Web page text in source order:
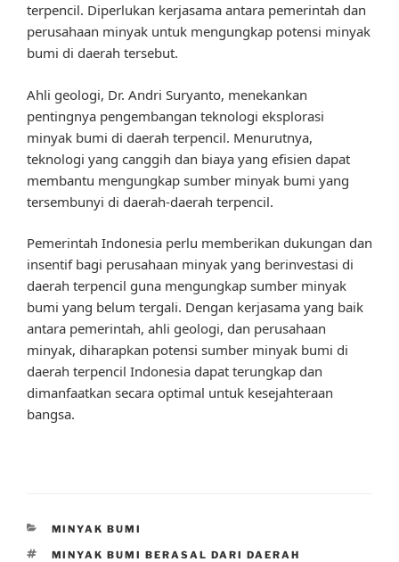
terpencil. Diperlukan kerjasama antara pemerintah dan
perusahaan minyak untuk mengungkap potensi minyak
bumi di daerah tersebut.
Ahli geologi, Dr. Andri Suryanto, menekankan
pentingnya pengembangan teknologi eksplorasi
minyak bumi di daerah terpencil. Menurutnya,
teknologi yang canggih dan biaya yang efisien dapat
membantu mengungkap sumber minyak bumi yang
tersembunyi di daerah-daerah terpencil.
Pemerintah Indonesia perlu memberikan dukungan dan
insentif bagi perusahaan minyak yang berinvestasi di
daerah terpencil guna mengungkap sumber minyak
bumi yang belum tergali. Dengan kerjasama yang baik
antara pemerintah, ahli geologi, dan perusahaan
minyak, diharapkan potensi sumber minyak bumi di
daerah terpencil Indonesia dapat terungkap dan
dimanfaatkan secara optimal untuk kesejahteraan
bangsa.
CATEGORIES
MINYAK BUMI
TAGS
MINYAK BUMI BERASAL DARI DAERAH